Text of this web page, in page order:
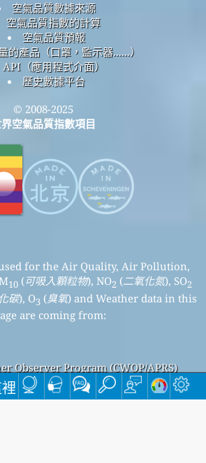
空氣品質數據來源
空氣品質指數的計算
空氣品質預報
的產品（口罩，監示器......）
API（應用程式介面）
歷史數據平台
© 2008-2025
空氣品質指數項目
for the Air Quality, Air Pollution,
10 (可吸入顆粒物), NO2 (二氧化氮), SO2
碳), O3 (臭氧) and Weather data in this
are coming from:
Observer Program (CWOP/APRS)
de Calidad del Aire en Chile
Gorda , 智利空氣污染